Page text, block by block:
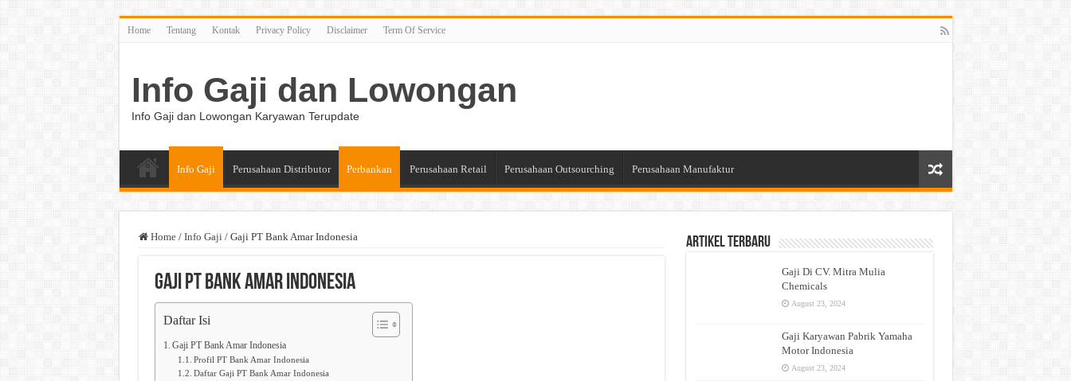
Home Tentang Kontak Privacy Policy Disclaimer Term Of Service
Info Gaji dan Lowongan
Info Gaji dan Lowongan Karyawan Terupdate
Info Gaji Perusahaan Distributor Perbankan Perusahaan Retail Perusahaan Outsourching Perusahaan Manufaktur
Home / Info Gaji / Gaji PT Bank Amar Indonesia
Gaji PT Bank Amar Indonesia
Daftar Isi
Gaji PT Bank Amar Indonesia
Profil PT Bank Amar Indonesia
Daftar Gaji PT Bank Amar Indonesia
Artikel Terbaru
Gaji Di CV. Mitra Mulia
Chemicals
August 23, 2024
Gaji Karyawan Pabrik Yamaha
Motor Indonesia
August 23, 2024